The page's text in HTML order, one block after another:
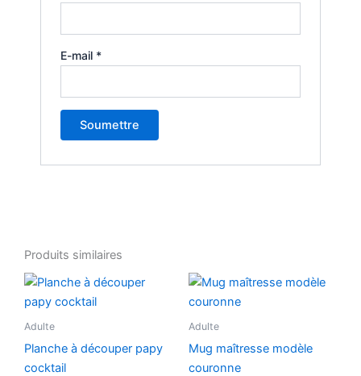
E-mail *
Produits similaires
Adulte
Planche à découper papy
cocktail
Adulte
Mug maîtresse modèle
couronne